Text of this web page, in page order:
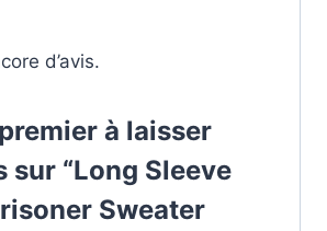
d’avis.
à laisser
sur “Long Sleeve
Sweater